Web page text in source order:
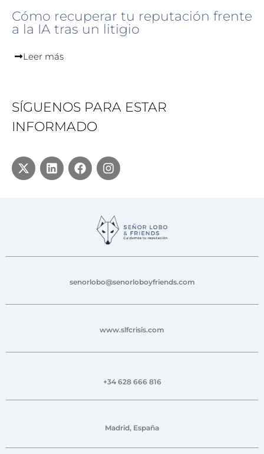
Cómo recuperar tu reputación frente
a la IA tras un litigio
Leer más
SÍGUENOS PARA ESTAR
INFORMADO
senorlobo@senorloboyfriends.com
www.slfcrisis.com
+34 628 666 816
Madrid, España